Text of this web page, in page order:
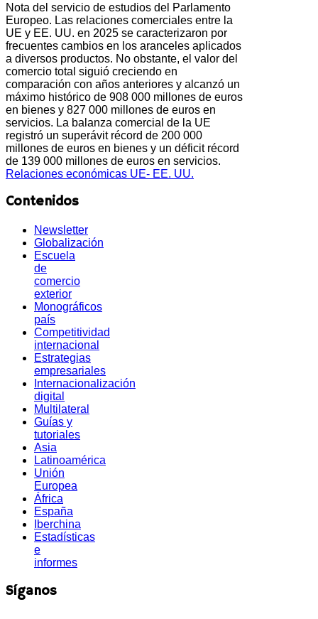
Nota del servicio de estudios del Parlamento
Europeo. Las relaciones comerciales entre la
UE y EE. UU. en 2025 se caracterizaron por
frecuentes cambios en los aranceles aplicados
a diversos productos. No obstante, el valor del
comercio total siguió creciendo en
comparación con años anteriores y alcanzó un
máximo histórico de 908 000 millones de euros
en bienes y 827 000 millones de euros en
servicios. La balanza comercial de la UE
registró un superávit récord de 200 000
millones de euros en bienes y un déficit récord
de 139 000 millones de euros en servicios.
Relaciones económicas UE- EE. UU.
Contenidos
Newsletter
Globalización
Escuela
de
comercio
exterior
Monográficos
país
Competitividad
internacional
Estrategias
empresariales
Internacionalización
digital
Multilateral
Guías y
tutoriales
Asia
Latinoamérica
Unión
Europea
África
España
Iberchina
Estadísticas
e
informes
Síganos